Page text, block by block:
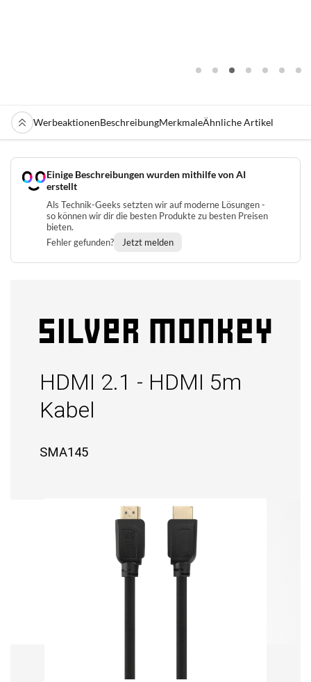
WerbeaktionenBeschreibungMerkmaleÄhnliche Artikel
Einige Beschreibungen wurden mithilfe von AI
erstellt
Als Technik-Geeks setzten wir auf moderne Lösungen -
so können wir dir die besten Produkte zu besten Preisen
bieten.
Fehler gefunden?
Jetzt melden
HDMI 2.1 - HDMI 5m
Kabel
SMA145